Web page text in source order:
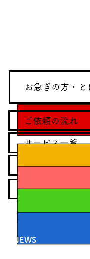
ご依頼の流れ
サービス一覧
料金について
お問い合わせ
NEWS